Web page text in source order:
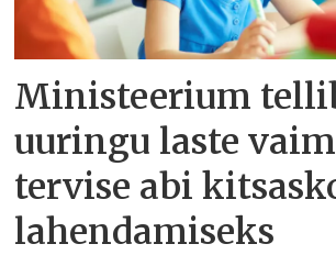
Ministeerium
uuringu laste
tervise abi
lahendamiseks